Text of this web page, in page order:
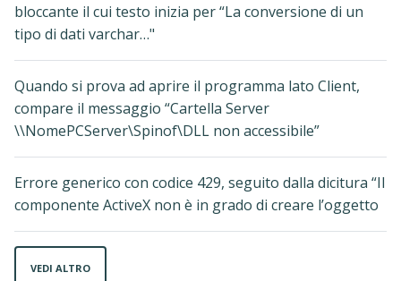
bloccante il cui testo inizia per “La conversione di un
tipo di dati varchar…"
Quando si prova ad aprire il programma lato Client,
compare il messaggio “Cartella Server
\\NomePCServer\Spinof\DLL non accessibile”
Errore generico con codice 429, seguito dalla dicitura “Il
componente ActiveX non è in grado di creare l’oggetto
VEDI ALTRO